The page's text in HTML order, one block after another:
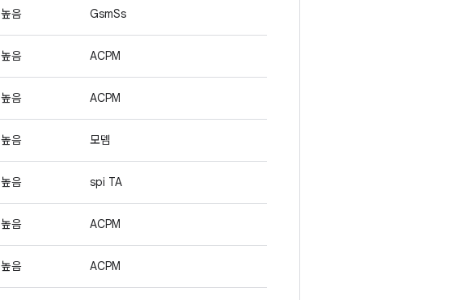
높음 GsmSs
높음 ACPM
높음 ACPM
높음 모뎀
높음 spi TA
높음 ACPM
높음 ACPM